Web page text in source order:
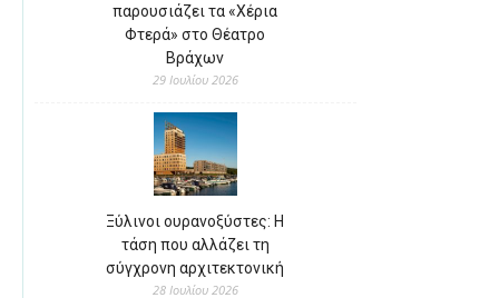
παρουσιάζει τα «Χέρια
Φτερά» στο Θέατρο
Βράχων
29 Ιουλίου 2026
Ξύλινοι ουρανοξύστες: Η
τάση που αλλάζει τη
σύγχρονη αρχιτεκτονική
28 Ιουλίου 2026